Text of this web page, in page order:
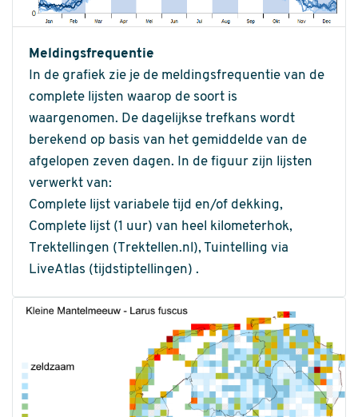
Meldingsfrequentie
In de grafiek zie je de meldingsfrequentie van de
complete lijsten waarop de soort is
waargenomen. De dagelijkse trefkans wordt
berekend op basis van het gemiddelde van de
afgelopen zeven dagen. In de figuur zijn lijsten
verwerkt van:
Complete lijst variabele tijd en/of dekking,
Complete lijst (1 uur) van heel kilometerhok,
Trektellingen (Trektellen.nl), Tuintelling via
LiveAtlas (tijdstiptellingen) .